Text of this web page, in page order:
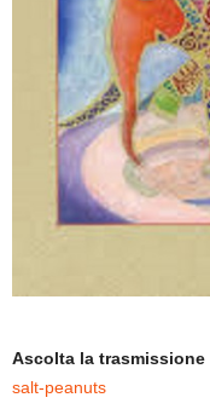
Ascolta la trasmissione
salt-peanuts